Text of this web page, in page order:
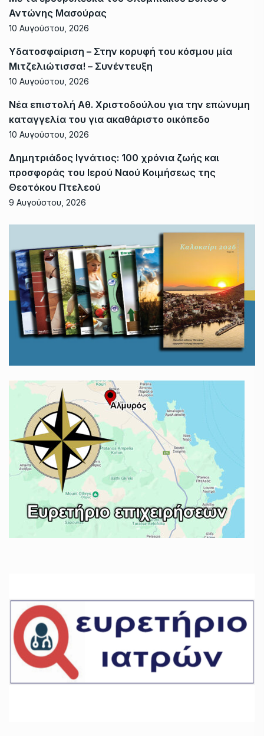
Αντώνης Μασούρας
10 Αυγούστου, 2026
Υδατοσφαίριση – Στην κορυφή του κόσμου μία
Μιτζελιώτισσα! – Συνέντευξη
10 Αυγούστου, 2026
Νέα επιστολή Αθ. Χριστοδούλου για την επώνυμη
καταγγελία του για ακαθάριστο οικόπεδο
10 Αυγούστου, 2026
Δημητριάδος Ιγνάτιος: 100 χρόνια ζωής και
προσφοράς του Ιερού Ναού Κοιμήσεως της
Θεοτόκου Πτελεού
9 Αυγούστου, 2026